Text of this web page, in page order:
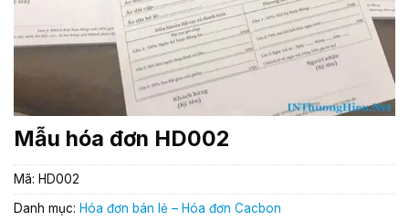
Mẫu hóa đơn HD002
Mã: HD002
Danh mục: Hóa đơn bán lẻ – Hóa đơn Cacbon